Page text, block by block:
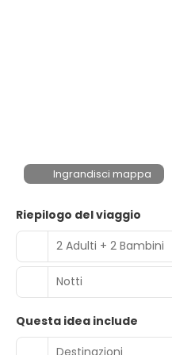
Ingrandisci mappa
Riepilogo del viaggio
2 Adulti + 2 Bambini
Notti
Questa idea include
Destinazioni